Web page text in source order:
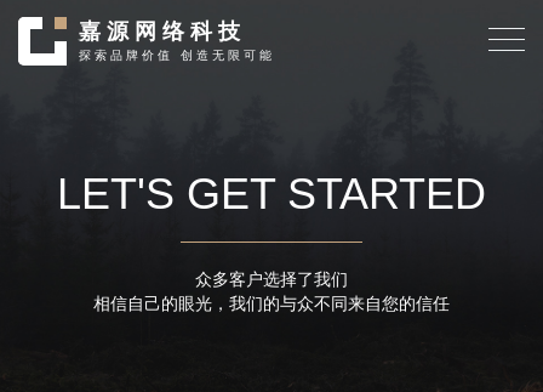
嘉 源 网 络 科 技
探 索 品 牌 价 值 创 造 无 限 可 能
LET'S GET STARTED
众多客户选择了我们
相信自己的眼光，我们的与众不同来自您的信任